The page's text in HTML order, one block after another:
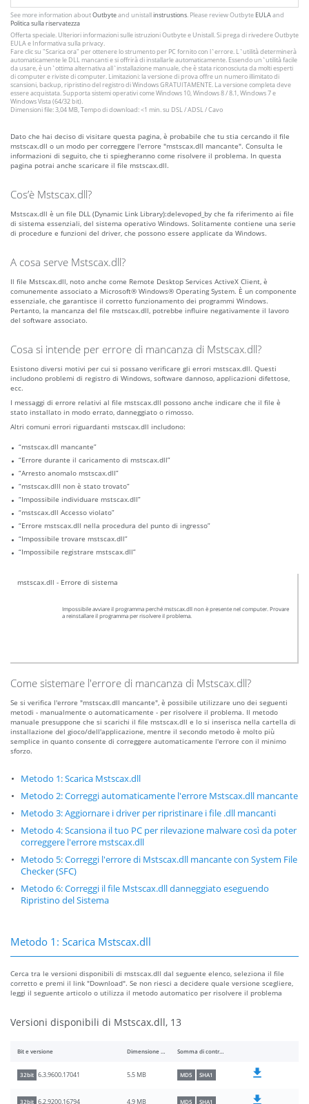
See more information aboutOutbyteand unistallinstrustions. Please review Outbyte EULAand
Politica sulla riservatezza
Offerta speciale. Ulteriori informazioni sulle istruzioniOutbytee Unistall. Si prega di rivedere Outbyte
EULAe Informativa sulla privacy.
Fare clic su "Scarica ora" per ottenere lo strumento per PC fornito con l`errore. L`utilità determinerà
automaticamente le DLL mancanti e si offrirà di installarle automaticamente. Essendo un`utilità facile
da usare, è un`ottima alternativa all`installazione manuale, che è stata riconosciuta da molti esperti
di computer e riviste di computer. Limitazioni: la versione di prova offre un numero illimitato di
scansioni, backup, ripristino del registro di Windows GRATUITAMENTE. La versione completa deve
essere acquistata. Supporta sistemi operativi come Windows 10, Windows 8 / 8.1, Windows 7 e
Windows Vista (64/32 bit).
Dimensioni file: 3,04 MB, Tempo di download: <1 min. su DSL / ADSL / Cavo
Dato che hai deciso di visitare questa pagina, è probabile che tu stia cercando il file
mstscax.dll o un modo per correggere l'errore "mstscax.dll mancante". Consulta le
informazioni di seguito, che ti spiegheranno come risolvere il problema. In questa
pagina potrai anche scaricare il file mstscax.dll.
Cos’è Mstscax.dll?
Mstscax.dll è un file DLL (Dynamic Link Library):delevoped_by che fa riferimento ai file
di sistema essenziali, del sistema operativo Windows. Solitamente contiene una serie
di procedure e funzioni del driver, che possono essere applicate da Windows.
A cosa serve Mstscax.dll?
Il file Mstscax.dll, noto anche come Remote Desktop Services ActiveX Client, è
comunemente associato a Microsoft® Windows® Operating System. È un componente
essenziale, che garantisce il corretto funzionamento dei programmi Windows.
Pertanto, la mancanza del file mstscax.dll, potrebbe influire negativamente il lavoro
del software associato.
Cosa si intende per errore di mancanza di Mstscax.dll?
Esistono diversi motivi per cui si possano verificare gli errori mstscax.dll. Questi
includono problemi di registro di Windows, software dannoso, applicazioni difettose,
ecc.
I messaggi di errore relativi al file mstscax.dll possono anche indicare che il file è
stato installato in modo errato, danneggiato o rimosso.
Altri comuni errori riguardanti mstscax.dll includono:
“mstscax.dll mancante”
“Errore durante il caricamento di mstscax.dll”
“Arresto anomalo mstscax.dll”
“mstscax.dlll non è stato trovato”
“Impossibile individuare mstscax.dll”
“mstscax.dll Accesso violato”
“Errore mstscax.dll nella procedura del punto di ingresso”
“Impossibile trovare mstscax.dll”
“Impossibile registrare mstscax.dll”
mstscax.dll - Errore di sistema
Impossibile avviare il programma perché mstscax.dll non è presente nel computer. Provare
a reinstallare il programma per risolvere il problema.
Come sistemare l'errore di mancanza di Mstscax.dll?
Se si verifica l'errore "mstscax.dll mancante", è possibile utilizzare uno dei seguenti
metodi - manualmente o automaticamente - per risolvere il problema. Il metodo
manuale presuppone che si scarichi il file mstscax.dll e lo si inserisca nella cartella di
installazione del gioco/dell'applicazione, mentre il secondo metodo è molto più
semplice in quanto consente di correggere automaticamente l'errore con il minimo
sforzo.
Metodo 1: Scarica Mstscax.dll
Metodo 2: Correggi automaticamente l'errore Mstscax.dll mancante
Metodo 3: Aggiornare i driver per ripristinare i file .dll mancanti
Metodo 4: Scansiona il tuo PC per rilevazione malware così da poter
correggere l'errore mstscax.dll
Metodo 5: Correggi l'errore di Mstscax.dll mancante con System File
Checker (SFC)
Metodo 6: Correggi il file Mstscax.dll danneggiato eseguendo
Ripristino del Sistema
Metodo 1: Scarica Mstscax.dll
Cerca tra le versioni disponibili di mstscax.dll dal seguente elenco, seleziona il file
corretto e premi il link "Download". Se non riesci a decidere quale versione scegliere,
leggi il seguente articolo o utilizza il metodo automatico per risolvere il problema
Versioni disponibili di Mstscax.dll, 13
Bit e versione Dimensione del file Somma di controllo
32bit 6.3.9600.17041 5.5 MB MD5 SHA1
32bit 6.2.9200.16794 4.9 MB MD5 SHA1